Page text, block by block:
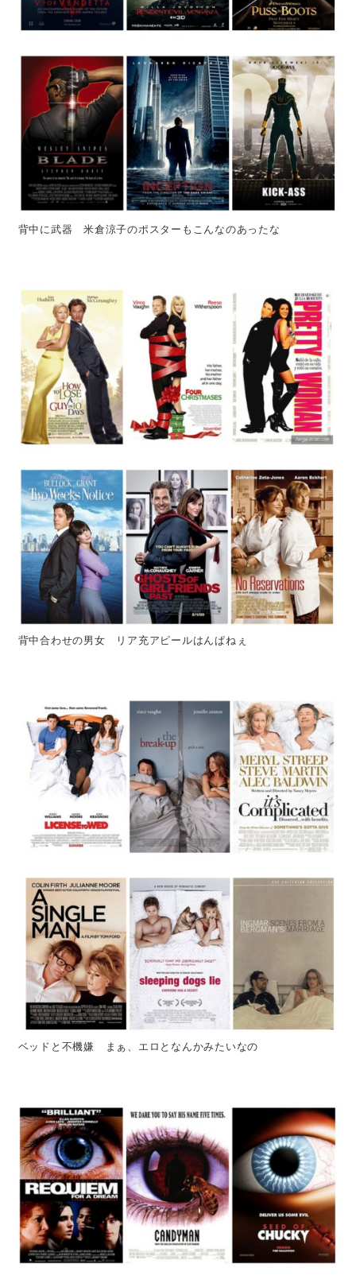
背中に武器 米倉涼子のポスターもこんなのあったな
背中合わせの男女 リア充アピールはんぱねぇ
ベッドと不機嫌 まぁ、エロとなんかみたいなの